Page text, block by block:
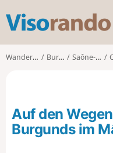
o
o
Wanderungen Burgund Saône-et-Loire
Auf den
Burgunds im